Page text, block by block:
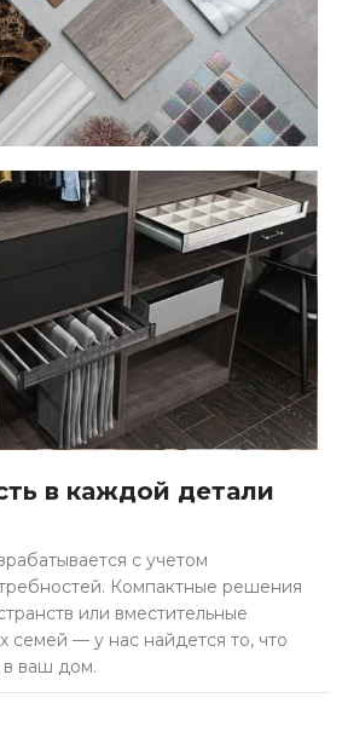
в каждой детали
с учетом
Компактные решения
или вместительные
семей — у нас найдется то, что
в ваш дом.